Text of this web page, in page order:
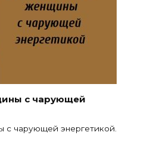
с чарующей
с чарующей энергетикой.